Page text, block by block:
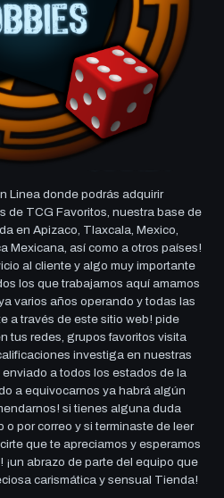
Linea donde podrás adquirir
de TCG Favoritos, nuestra base de
en Apizaco, Tlaxcala, Mexico,
Mexicana, así como a otros países!
al cliente y algo muy importante
los que trabajamos aquí amamos
varios años operando y todas las
a través de este sitio web! pide
tus redes, grupos favoritos visita
investiga en nuestras
a todos los estados de la
a equivocarnos ya habrá algún
si tienes alguna duda
por correo y si terminaste de leer
que te apreciamos y esperamos
abrazo de parte del equipo que
carismática y sensual Tienda!